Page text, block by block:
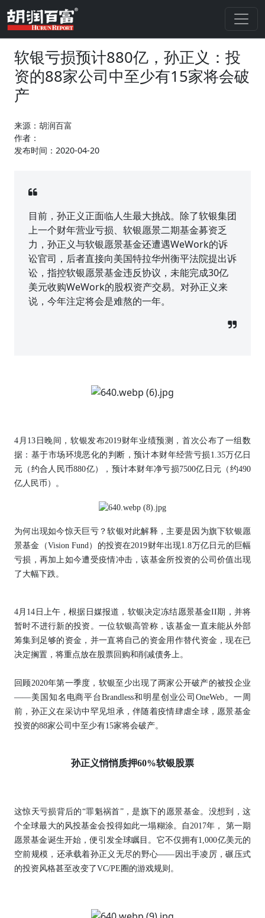
软银亏损预计880亿，孙正义：投
资的88家公司中至少有15家将会破
产
来源：胡润百富
作者：
发布时间：2020-04-20
目前，孙正义正面临人生最大挑战。除了软银集团
上一个财年营业亏损、软银愿景二期基金募资乏
力，孙正义与软银愿景基金还遭遇WeWork的诉
讼官司，后者直接向美国特拉华州衡平法院提出诉
讼，指控软银愿景基金违反协议，未能完成30亿
美元收购WeWork的股权资产交易。对孙正义来
说，今年注定将会是难熬的一年。
4月13日晚间，软银发布2019财年业绩预测，首次公布了一组数
据：基于市场环境恶化的判断，预计本财年经营亏损1.35万亿日
元（约合人民币880亿），预计本财年净亏损7500亿日元（约490
亿人民币）。
为何出现如今惊天巨亏？软银对此解释，主要是因为旗下软银愿
景基金（Vision Fund）的投资在2019财年出现1.8万亿日元的巨幅
亏损，再加上如今遭受疫情冲击，该基金所投资的公司价值出现
了大幅下跌。
4月14日上午，根据日媒报道，软银决定冻结愿景基金II期，并将
暂时不进行新的投资。一位软银高管称，该基金一直未能从外部
筹集到足够的资金，并一直将自己的资金用作替代资金，现在已
决定搁置，将重点放在股票回购和削减债务上。
回顾2020年第一季度，软银至少出现了两家公开破产的被投企业
——美国知名电商平台Brandless和明星创业公司OneWeb。一周
前，孙正义在采访中罕见坦承，伴随着疫情肆虐全球，愿景基金
投资的88家公司中至少有15家将会破产。
孙正义悄悄质押60%软银股票
这惊天亏损背后的“罪魁祸首”，是旗下的愿景基金。没想到，这
个全球最大的风投基金会投得如此一塌糊涂。自2017年， 第一期
愿景基金诞生开始，便引发全球瞩目。它不仅拥有1,000亿美元的
空前规模，还承载着孙正义无尽的野心——因出手凌厉，碾压式
的投资风格甚至改变了VC/PE圈的游戏规则。